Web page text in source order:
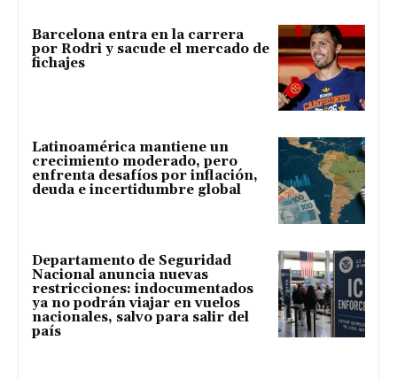
Barcelona entra en la carrera
por Rodri y sacude el mercado de
fichajes
Latinoamérica mantiene un
crecimiento moderado, pero
enfrenta desafíos por inflación,
deuda e incertidumbre global
Departamento de Seguridad
Nacional anuncia nuevas
restricciones: indocumentados
ya no podrán viajar en vuelos
nacionales, salvo para salir del
país